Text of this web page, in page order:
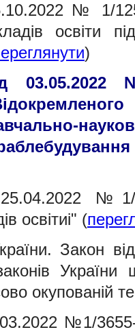
№ 1/
освіти
)
№1/
освітиі" (
Закон
України
окупованій
№1/